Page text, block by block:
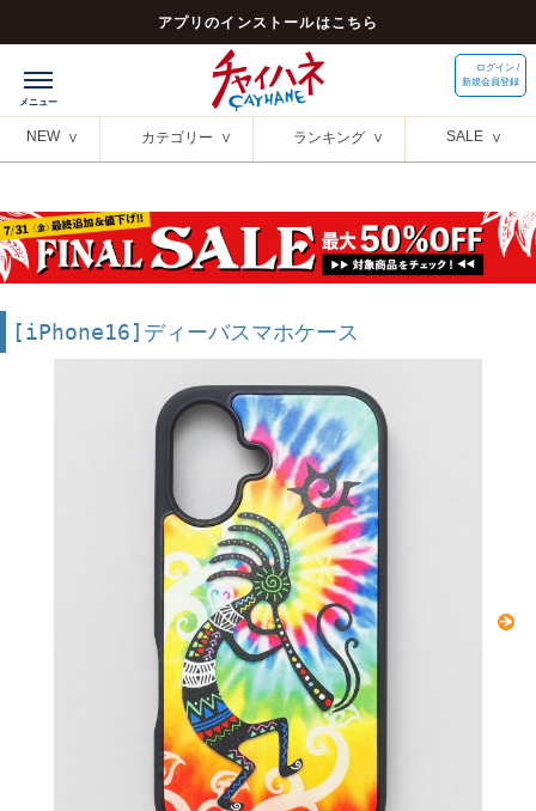
アプリのインストールはこちら
ログイン /
新規会員登録
NEW カテゴリー ランキング SALE
[iPhone16]ディーバスマホケース